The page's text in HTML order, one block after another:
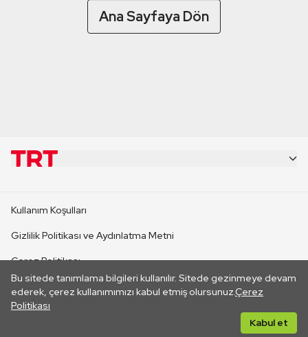
Ana Sayfaya Dön
Bu sitede tanımlama bilgileri kullanılır. Sitede gezinmeye devam
ederek, çerez kullanımımızı kabul etmiş olursunuz.Çerez
Politikası
Kabul et
CANLI YAYINLAR
Kullanım Koşulları
Gizlilik Politikası ve Aydınlatma Metni
Çerez Politikası
İletişim
Her hakkı saklıdır. ©2026 TRT. Bağlantı yoluyla gidilen dış